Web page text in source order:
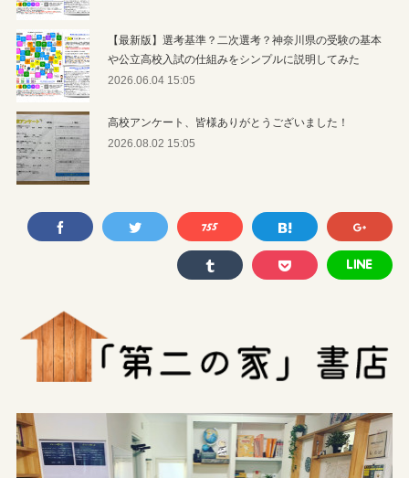
【最新版】選考基準？二次選考？神奈川県の受験の基本
や公立高校入試の仕組みをシンプルに説明してみた
2026.06.04 15:05
高校アンケート、皆様ありがとうございました！
2026.08.02 15:05